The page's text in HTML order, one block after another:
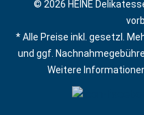
© 2026 HEINE
* Alle Preise inkl. gesetzl.
und ggf.
Weitere